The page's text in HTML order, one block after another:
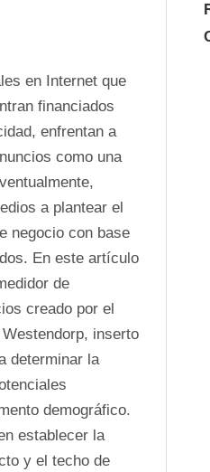
en Internet que
financiados
enfrentan a
como una
a plantear el
negocio con base
En este artículo
de
creado por el
inserto
determinar la
demográfico.
establecer la
y el techo de